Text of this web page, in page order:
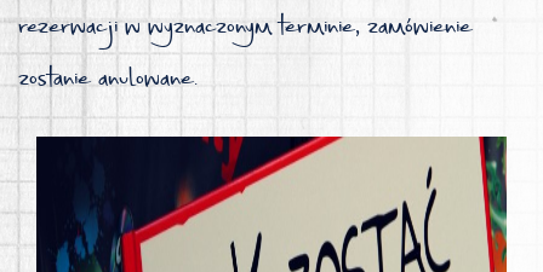
rezerwacji w wyznaczonym terminie, zamówienie
zostanie anulowane.